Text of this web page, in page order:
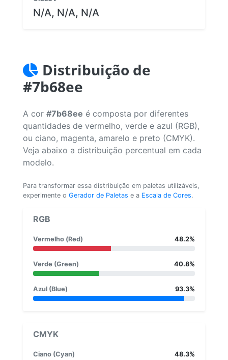
N/A, N/A, N/A
Distribuição de
#7b68ee
A cor #7b68ee é composta por diferentes
quantidades de vermelho, verde e azul (RGB),
ou ciano, magenta, amarelo e preto (CMYK).
Veja abaixo a distribuição percentual em cada
modelo.
Para transformar essa distribuição em paletas utilizáveis,
experimente o Gerador de Paletas e a Escala de Cores.
RGB
Vermelho (Red) 48.2%
Verde (Green) 40.8%
Azul (Blue) 93.3%
CMYK
Ciano (Cyan) 48.3%